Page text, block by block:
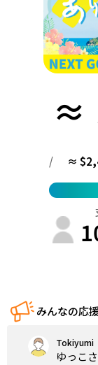
新潟 富山
三重 滋賀
佐賀
≈
/ ≈
みんなの応
Tokiyumi
ゆっこ